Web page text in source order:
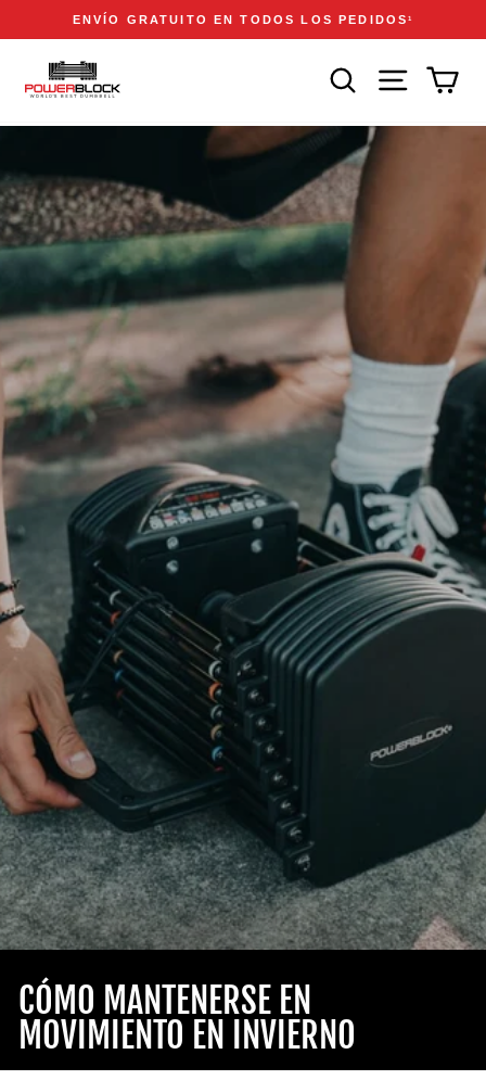
contenido
diapositivas
Announcements
ENVÍO GRATUITO EN TODOS LOS PEDIDOS1
BUSCAR NAVEGACIÓN
CÓMO MANTENERSE EN
MOVIMIENTO EN INVIERNO